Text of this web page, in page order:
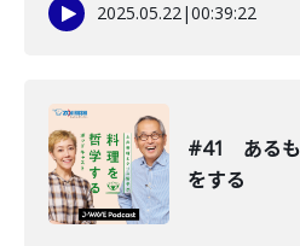
2025.05.22|00:39:22
#41 あるも
をする